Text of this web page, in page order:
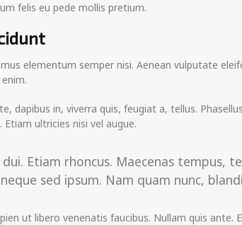
felis eu pede mollis pretium.
elementum semper nisi. Aenean vulputate
dapibus in, viverra quis, feugiat a, tellus.
Etiam ultricies nisi vel augue.
Etiam rhoncus. Maecenas tempus,
sed ipsum. Nam quam nunc,
ut libero venenatis faucibus. Nullam quis